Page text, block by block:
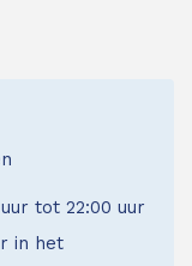
tot 22:00 uur
in het